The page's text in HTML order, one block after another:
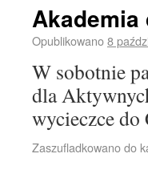
Opublikowano8
W sobotnie
dla
wycieczce do
Zaszufladkowano do